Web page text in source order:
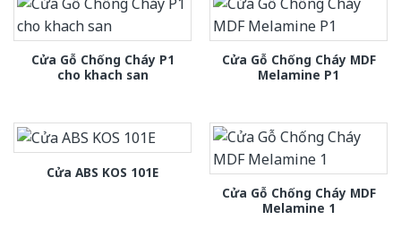
Cửa Gỗ Chống Cháy P1
cho khach san
Cửa Gỗ Chống Cháy MDF
Melamine P1
Cửa ABS KOS 101E
Cửa Gỗ Chống Cháy MDF
Melamine 1